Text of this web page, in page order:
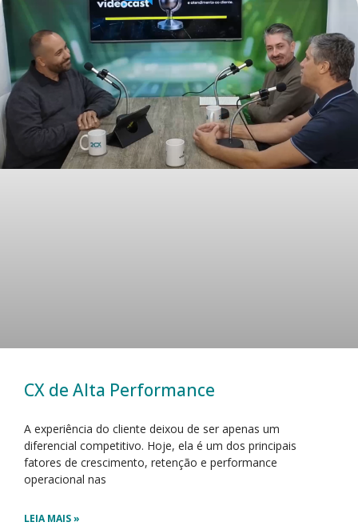
CX de Alta Performance
A experiência do cliente deixou de ser apenas um
diferencial competitivo. Hoje, ela é um dos principais
fatores de crescimento, retenção e performance
operacional nas
LEIA MAIS »